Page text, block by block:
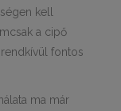
kell
a cipő
fontos
ma már